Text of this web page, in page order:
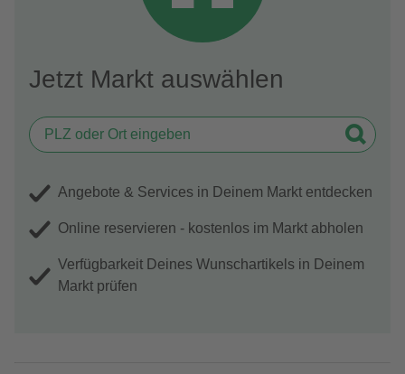
Jetzt Markt auswählen
Angebote & Services in Deinem Markt entdecken
Online reservieren - kostenlos im Markt abholen
Verfügbarkeit Deines Wunschartikels in Deinem
Markt prüfen